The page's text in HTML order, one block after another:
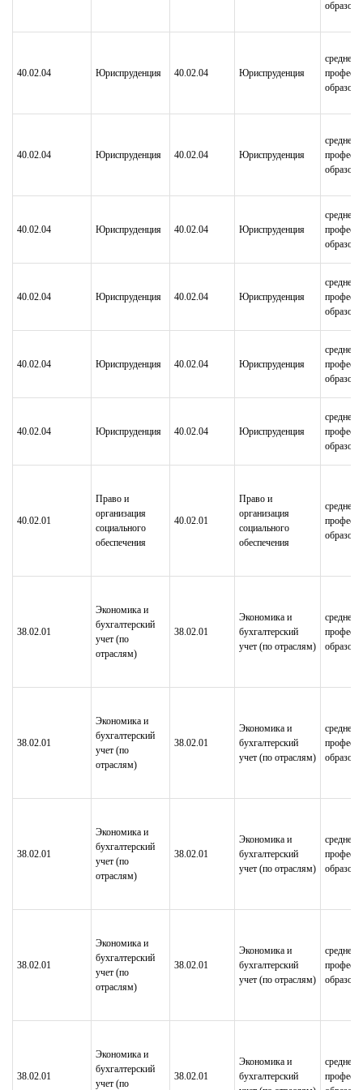
40.02.04 Юриспруденция 40.02.04 Юриспруденция
среднее
40.02.04 Юриспруденция 40.02.04 Юриспруденция
среднее
40.02.04 Юриспруденция 40.02.04 Юриспруденция
среднее
40.02.04 Юриспруденция 40.02.04 Юриспруденция
среднее
40.02.04 Юриспруденция 40.02.04 Юриспруденция
среднее
40.02.04 Юриспруденция 40.02.04 Юриспруденция
среднее
40.02.01
Право и
организация
социального
обеспечения
40.02.01
Право и
организация
социального
обеспечения
среднее
38.02.01
Экономика и
бухгалтерский
учет (по
отраслям)
38.02.01
Экономика и
бухгалтерский
учет (по отраслям)
среднее
38.02.01
Экономика и
бухгалтерский
учет (по
отраслям)
38.02.01
Экономика и
бухгалтерский
учет (по отраслям)
среднее
38.02.01
Экономика и
бухгалтерский
учет (по
отраслям)
38.02.01
Экономика и
бухгалтерский
учет (по отраслям)
среднее
38.02.01
Экономика и
бухгалтерский
учет (по
отраслям)
38.02.01
Экономика и
бухгалтерский
учет (по отраслям)
среднее
38.02.01
Экономика и
бухгалтерский
учет (по
38.02.01
Экономика и
бухгалтерский
среднее